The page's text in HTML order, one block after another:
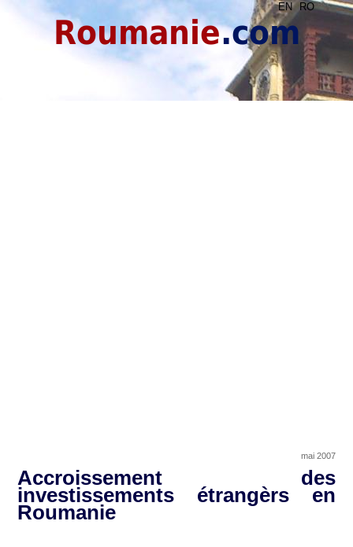
EN RO
Roumanie.com
mai 2007
Accroissement des
investissements étrangèrs en
Roumanie